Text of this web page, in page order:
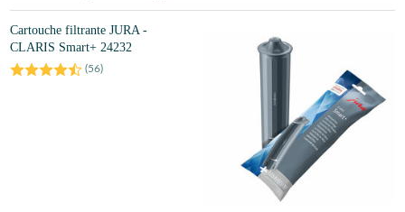
Cartouche filtrante JURA -
CLARIS Smart+ 24232
(56)